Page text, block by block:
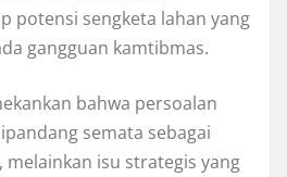
potensi sengketa lahan yang
gangguan kamtibmas.
bahwa persoalan
semata sebagai
isu strategis yang